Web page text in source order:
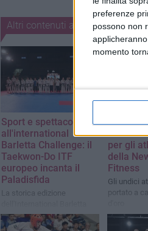
preferenze
possono non
momento
Altri contenuti a tema
Sport e spettacolo
all'international
Barletta Challenge: il
Taekwon-Do ITF
europeo incanta il
Paladisfida
La storica edizione
Challenge si è svolta dal 22
al 24 maggio nella
Kick
per gli
della
Fitness
Gli undici
portato a